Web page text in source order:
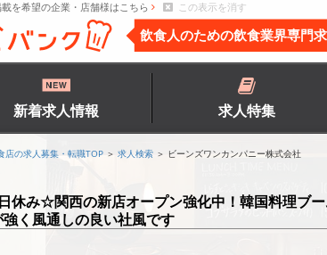
を希望の企業・店舗様はこちら この表示を消す
飲食人のための飲食業界専門
新着求人情報 求人特集
店の求人募集・転職TOP ＞ 求人検索 ＞ ビーンズワンカンパニー株式会社
日休み☆関西の新店オープン強化中！韓国料理
く風通しの良い社風です